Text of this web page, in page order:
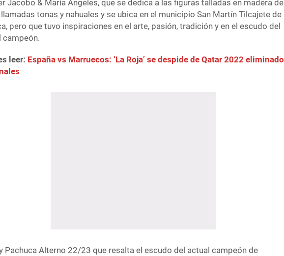
Jacobo & María Ángeles, que se dedica a las figuras talladas en madera de
tonas y nahuales y se ubica en el municipio San Martín Tilcajete de
pero que tuvo inspiraciones en el arte, pasión, tradición y en el escudo del
campeón.
leer: España vs Marruecos: ‘La Roja’ se despide de Qatar 2022 eliminado
Pachuca Alterno 22/23 que resalta el escudo del actual campeón de